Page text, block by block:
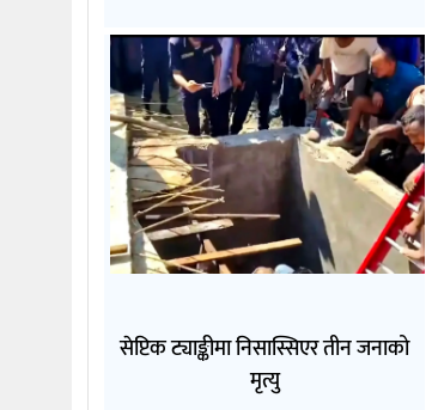
सेप्टिक ट्याङ्कीमा निसास्सिएर तीन जनाको
मृत्यु